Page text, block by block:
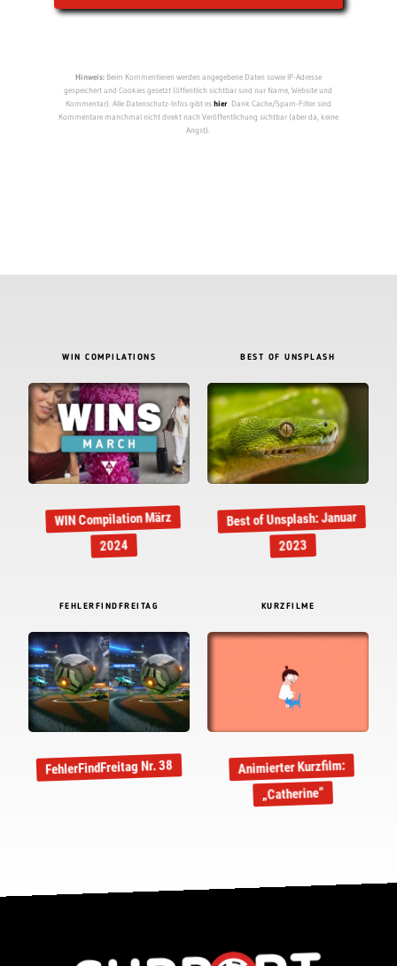
Hinweis:Beim Kommentieren werden angegebene Daten sowie IP-Adresse
gespeichert und Cookies gesetzt (öffentlich sichtbar sind nur Name, Website und
Kommentar). Alle Datenschutz-Infos gibt eshier. Dank Cache/Spam-Filter sind
Kommentare manchmal nicht direkt nach Veröffentlichung sichtbar (aber da, keine
Angst).
WIN COMPILATIONS
WIN Compilation März
2024
BEST OF UNSPLASH
Best of Unsplash: Januar
2023
FEHLERFINDFREITAG
FehlerFindFreitag Nr. 38
KURZFILME
Animierter Kurzfilm:
„Catherine“